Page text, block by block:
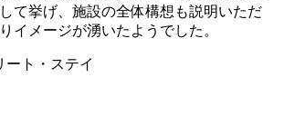
て挙げ、施設の全体構想も説明いただ
イメージが湧いたようでした。